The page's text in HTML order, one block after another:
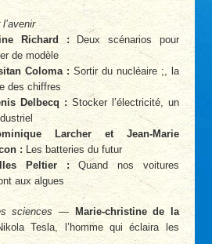
Richard :Deux scénarios pour
de modèle
Coloma : Sortir du nucléaire ;, la
des chiffres
Delbecq : Stocker l’électricité, un
Larcher et Jean-Marie
: Les batteries du futur
Peltier :Quand nos voitures
aux algues
sciences — Marie-christine de la
Tesla, l’homme qui éclaira les